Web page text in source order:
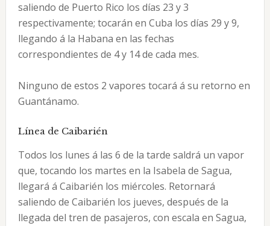
saliendo de Puerto Rico los días 23 y 3
respectivamente; tocarán en Cuba los días 29 y 9,
llegando á la Habana en las fechas
correspondientes de 4 y 14 de cada mes.
Ninguno de estos 2 vapores tocará á su retorno en
Guantánamo.
Línea de Caibarién
Todos los lunes á las 6 de la tarde saldrá un vapor
que, tocando los martes en la Isabela de Sagua,
llegará á Caibarién los miércoles. Retornará
saliendo de Caibarién los jueves, después de la
llegada del tren de pasajeros, con escala en Sagua,